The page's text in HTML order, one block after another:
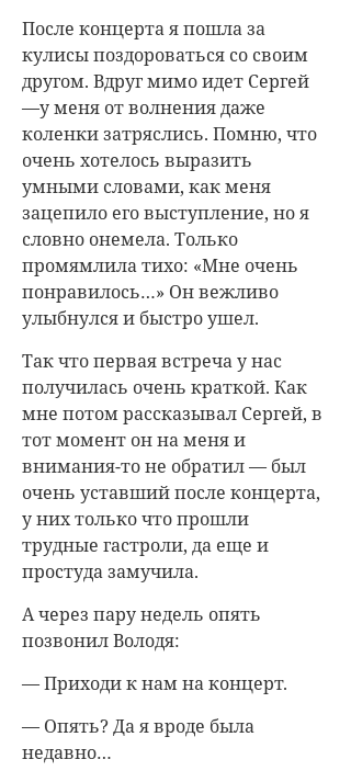
После концерта я пошла за
кулисы поздороваться со своим
другом. Вдруг мимо идет Сергей
—у меня от волнения даже
коленки затряслись. Помню, что
очень хотелось выразить
умными словами, как меня
зацепило его выступление, но я
словно онемела. Только
промямлила тихо: «Мне очень
понравилось…» Он вежливо
улыбнулся и быстро ушел.
Так что первая встреча у нас
получилась очень краткой. Как
мне потом рассказывал Сергей, в
тот момент он на меня и
внимания-то не обратил — был
очень уставший после концерта,
у них только что прошли
трудные гастроли, да еще и
простуда замучила.
А через пару недель опять
позвонил Володя:
— Приходи к нам на концерт.
— Опять? Да я вроде была
недавно…